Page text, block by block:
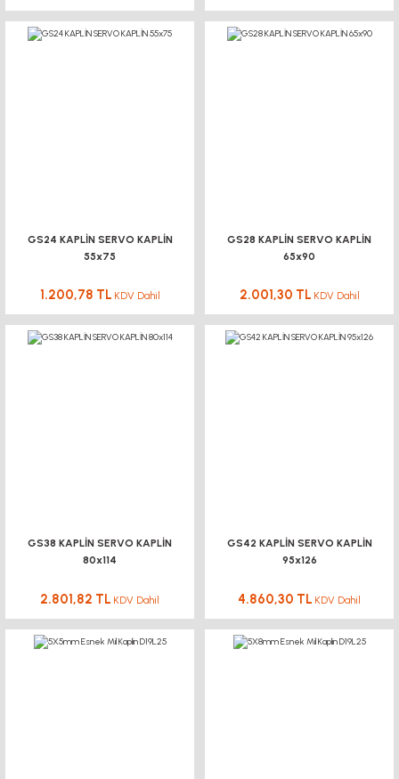
GS24 KAPLİN SERVO KAPLİN
55x75
1.200,78 TL KDV Dahil
GS28 KAPLİN SERVO KAPLİN
65x90
2.001,30 TL KDV Dahil
GS38 KAPLİN SERVO KAPLİN
80x114
2.801,82 TL KDV Dahil
GS42 KAPLİN SERVO KAPLİN
95x126
4.860,30 TL KDV Dahil